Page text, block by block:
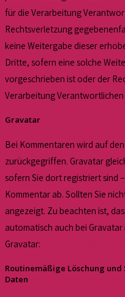
für die Verarbeitung
Rechtsverletzung
keine Weitergabe dieser
Dritte, sofern eine solche
vorgeschrieben ist oder der
Verarbeitung Verantwortlichen
Gravatar
Bei Kommentaren wird auf
zurückgegriffen. Gravatar
sofern Sie dort registriert sind
Kommentar ab. Sollten Sie
angezeigt. Zu beachten ist,
automatisch auch bei
Gravatar:
Routinemäßige Löschung
Daten